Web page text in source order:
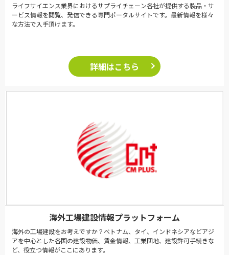
ライフサイエンス業界におけるサプライチェーン各社が提供する製品・サ
ービス情報を閲覧、発信できる専門ポータルサイトです。最新情報を様々
な方法で入手頂けます。
詳細はこちら
海外工場建設情報プラットフォーム
海外の工場建設をお考えですか？ベトナム、タイ、インドネシアなどアジ
アを中心とした各国の建設物価、賃金情報、工業団地、建設許可手続きな
ど、役立つ情報がここにあります。